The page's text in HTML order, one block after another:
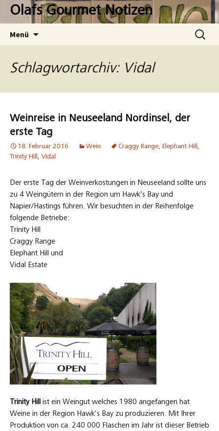
Zum
InhaltOlafs Gourmet Notizen
Menü
Suchen
nach:
Schlagwortarchiv: Vidal
Weinreise in Neuseeland Nordinsel, der
erste Tag
18. Februar 2016 Wein Craggy Range, Elephant Hill,
Trinity Hill, Vidal
Der erste Tag der Weinverkostungen in Neuseeland sollte uns
zu 4 Weingütern in der Region um Hawk’s Bay und
Napier/Hastings führen. Wir besuchten in der Reihenfolge
folgende Betriebe:
Trinity Hill
Craggy Range
Elephant Hill und
Vidal Estate
Trinity Hill
ist ein Weingut welches 1980 angefangen hat
Weine in der Region Hawk’s Bay zu produzieren. Mit Ihrer
Produktion von ca. 240 000 Flaschen im Jahr ist dieser Betrieb